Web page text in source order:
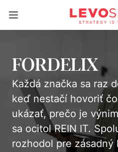
FORDELIX
Každá značka sa raz
keď nestačí hovoriť čo
ukázať,prečo je
sa ocitol REIN IT.
rozhodol pre zásadný